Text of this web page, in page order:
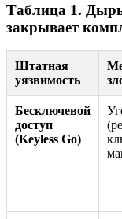
Таблица 1.
закрывает
Штатная
уязвимость
Бесключевой
доступ
(Keyless Go)